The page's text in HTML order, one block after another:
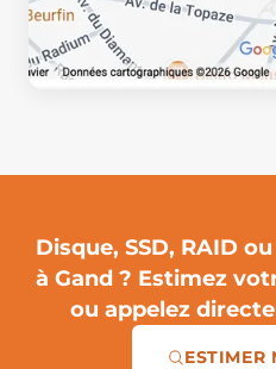
Disque, SSD, RAID
à Gand ? Estimez
ou appelez
ESTIMER